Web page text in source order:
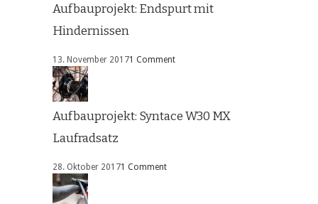
Aufbauprojekt: Endspurt mit
Hindernissen
13. November 20171 Comment
Aufbauprojekt: Syntace W30 MX
Laufradsatz
28. Oktober 20171 Comment